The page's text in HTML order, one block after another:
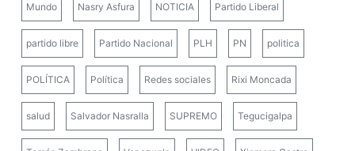
Mundo Nasry Asfura NOTICIA Partido Liberal
partido libre Partido Nacional PLH PN politica
POLÍTICA Política Redes sociales Rixi Moncada
salud Salvador Nasralla SUPREMO Tegucigalpa